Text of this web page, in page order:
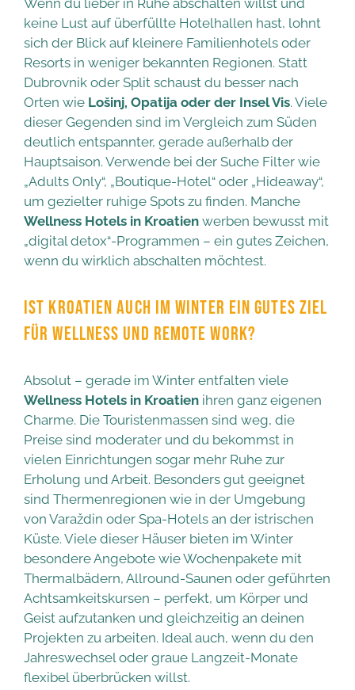
keine Lust auf überfüllte Hotelhallen hast, lohnt
sich der Blick auf kleinere Familienhotels oder
Resorts in weniger bekannten Regionen. Statt
Dubrovnik oder Split schaust du besser nach
Orten wie Lošinj, Opatija oder der Insel Vis. Viele
dieser Gegenden sind im Vergleich zum Süden
deutlich entspannter, gerade außerhalb der
Hauptsaison. Verwende bei der Suche Filter wie
„Adults Only“, „Boutique-Hotel“ oder „Hideaway“,
um gezielter ruhige Spots zu finden. Manche
Wellness Hotels in Kroatien werben bewusst mit
„digital detox“-Programmen – ein gutes Zeichen,
wenn du wirklich abschalten möchtest.
IST KROATIEN AUCH IM WINTER EIN GUTES ZIEL
FÜR WELLNESS UND REMOTE WORK?
Absolut – gerade im Winter entfalten viele
Wellness Hotels in Kroatien ihren ganz eigenen
Charme. Die Touristenmassen sind weg, die
Preise sind moderater und du bekommst in
vielen Einrichtungen sogar mehr Ruhe zur
Erholung und Arbeit. Besonders gut geeignet
sind Thermenregionen wie in der Umgebung
von Varaždin oder Spa-Hotels an der istrischen
Küste. Viele dieser Häuser bieten im Winter
besondere Angebote wie Wochenpakete mit
Thermalbädern, Allround-Saunen oder geführten
Achtsamkeitskursen – perfekt, um Körper und
Geist aufzutanken und gleichzeitig an deinen
Projekten zu arbeiten. Ideal auch, wenn du den
Jahreswechsel oder graue Langzeit-Monate
flexibel überbrücken willst.